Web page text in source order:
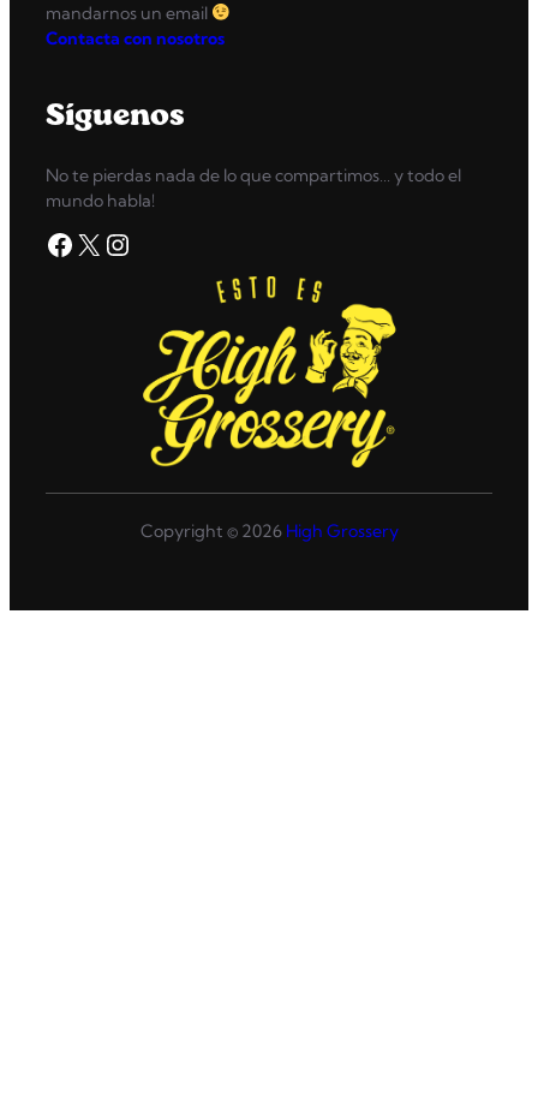
mandarnos un email
Contacta con nosotros
Síguenos
No te pierdas nada de lo que compartimos… y todo el
mundo habla!
Facebook X Instagram
Copyright © 2026 High Grossery